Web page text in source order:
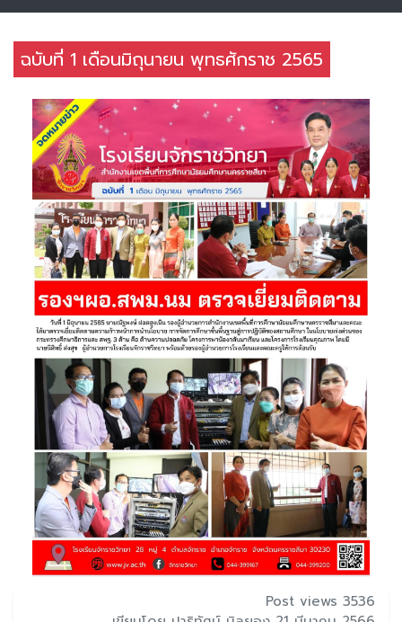
ฉบับที่ 1 เดือนมิถุนายน พุทธศักราช 2565
Post views 3536